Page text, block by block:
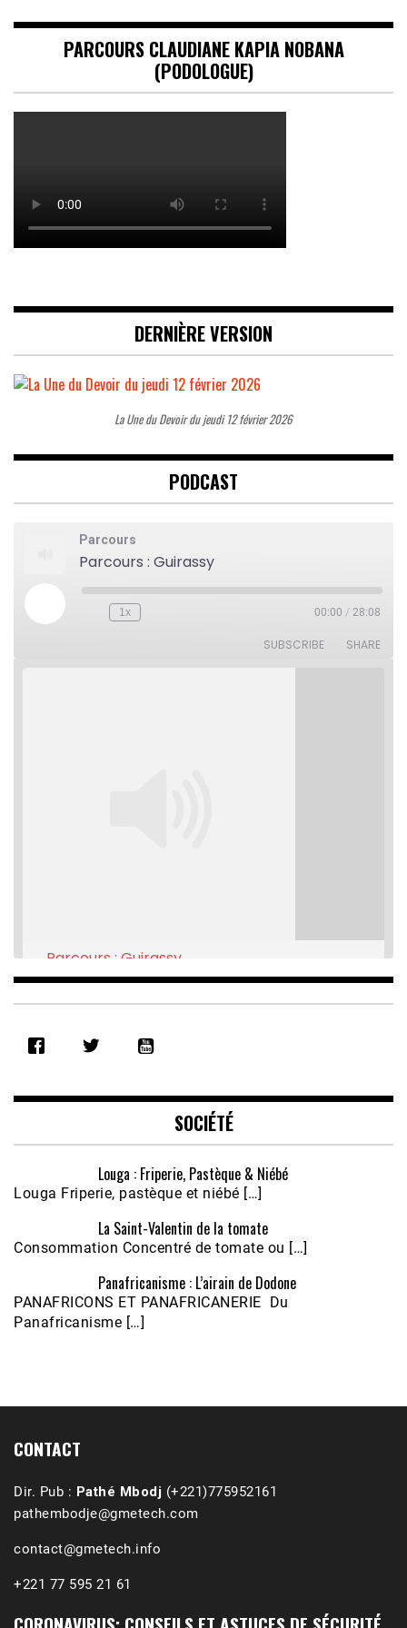
PARCOURS CLAUDIANE KAPIA NOBANA
(PODOLOGUE)
DERNIÈRE VERSION
La Une du Devoir du jeudi 12 février 2026
PODCAST
Parcours
Parcours : Guirassy
Play
Episode
Rewind
1x 00:00 / 28:08
SUBSCRIBE SHARE
RSS FEED
EMBED
Parcours : Guirassy
Feb 16, 2021 • 28:08
Écoutez le parcours de Claudiane Kapia
Nobana (Podologue)
Feb 24, 2021 • 28mn
SOCIÉTÉ
Louga : Friperie, Pastèque & Niébé
Louga Friperie, pastèque et niébé […]
La Saint-Valentin de la tomate
Consommation Concentré de tomate ou […]
Panafricanisme : L’airain de Dodone
PANAFRICONS ET PANAFRICANERIE Du
Panafricanisme […]
CONTACT
Dir. Pub : Pathé Mbodj (+221)775952161
pathembodje@gmetech.com
contact@gmetech.info
+221 77 595 21 61